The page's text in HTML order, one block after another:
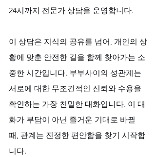
24시까지 전문가 상담을 운영합니다.
이 상담은 지식의 공유를 넘어, 개인의 상
황에 맞춘 안전한 길을 함께 찾아가는 소
중한 시간입니다. 부부사이의 성관계는
서로에 대한 무조건적인 신뢰와 수용을
확인하는 가장 친밀한 대화입니다. 이 대
화가 부담이 아닌 즐거운 기대로 바뀔
때, 관계는 진정한 편안함을 찾기 시작합
니다.